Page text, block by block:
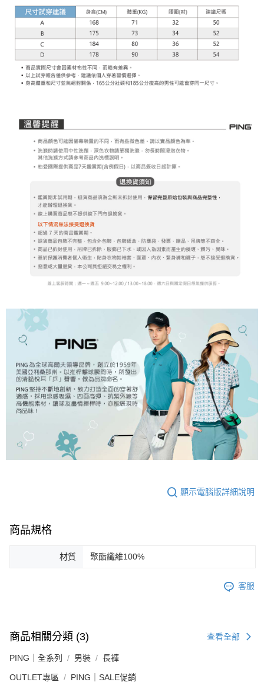
顯示電腦版詳細說明
商品規格
材質 聚酯纖維100%
客服
商品相關分類 (3) 查看全部
PING｜全系列 男裝 長褲
OUTLET專區 PING｜SALE促銷